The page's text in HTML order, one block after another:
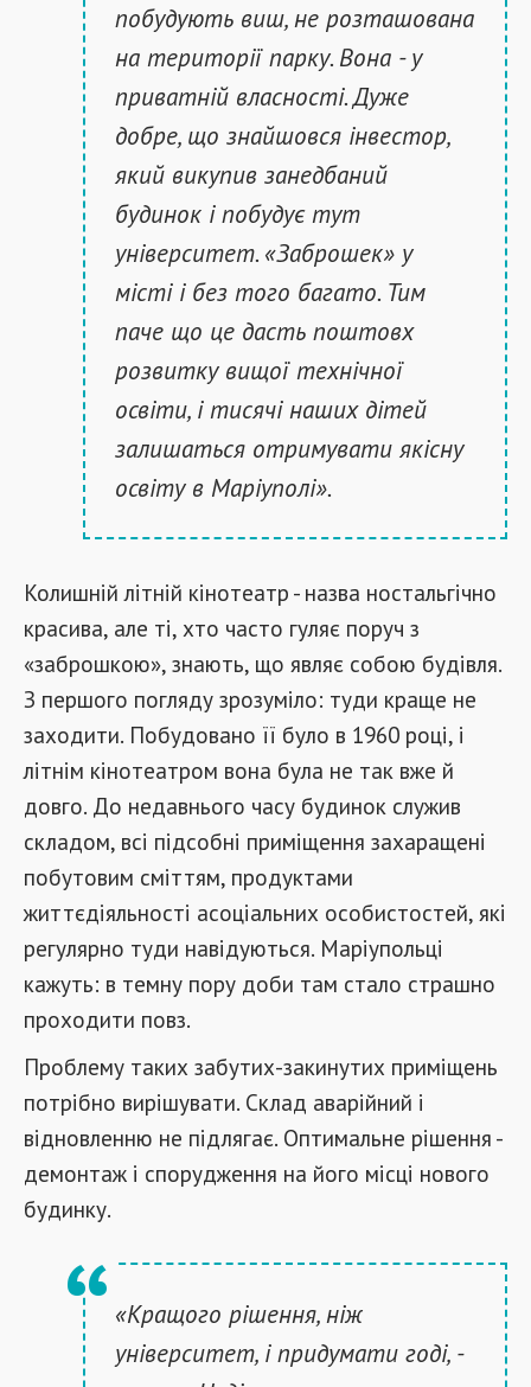
побудують виш, не розташована
на території парку. Вона - у
приватній власності. Дуже
добре, що знайшовся інвестор,
який викупив занедбаний
будинок і побудує тут
університет. «Заброшек» у
місті і без того багато. Тим
паче що це дасть поштовх
розвитку вищої технічної
освіти, і тисячі наших дітей
залишаться отримувати якісну
освіту в Маріуполі».
Колишній літній кінотеатр - назва ностальгічно
красива, але ті, хто часто гуляє поруч з
«заброшкою», знають, що являє собою будівля.
З першого погляду зрозуміло: туди краще не
заходити. Побудовано її було в 1960 році, і
літнім кінотеатром вона була не так вже й
довго. До недавнього часу будинок служив
складом, всі підсобні приміщення захаращені
побутовим сміттям, продуктами
життєдіяльності асоціальних особистостей, які
регулярно туди навідуються. Маріупольці
кажуть: в темну пору доби там стало страшно
проходити повз.
Проблему таких забутих-закинутих приміщень
потрібно вирішувати. Склад аварійний і
відновленню не підлягає. Оптимальне рішення -
демонтаж і спорудження на його місці нового
будинку.
«Кращого рішення, ніж
університет, і придумати годі, -